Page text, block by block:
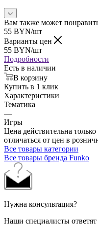
Вам также может
55 BYN/шт
Варианты цен
55 BYN/шт
Подробности
Есть в наличии
В корзину
Купить в 1 клик
Характеристики
Тематика
—
Игры
Цена действительна
отличаться от цен в
Все товары категории
Все товары бренда Funko
Нужна консультация?
Наши специалисты